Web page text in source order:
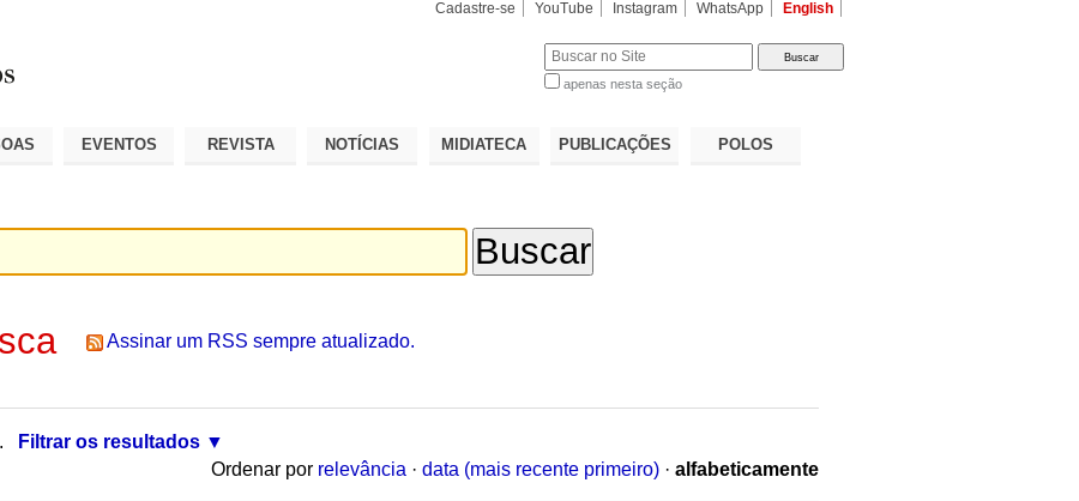
Cadastre-se YouTube Instagram WhatsApp English
apenas nesta seção
EVENTOS REVISTA NOTÍCIAS MIDIATECA PUBLICAÇÕES POLOS
Assinar um RSS sempre atualizado.
Filtrar os resultados
Ordenar por relevância · data (mais recente primeiro) · alfabeticamente